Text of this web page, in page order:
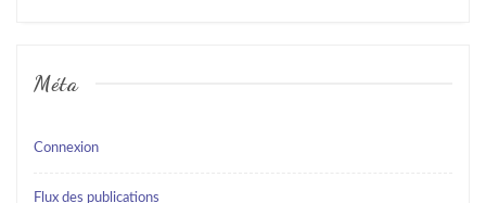
Méta
Connexion
Flux des publications